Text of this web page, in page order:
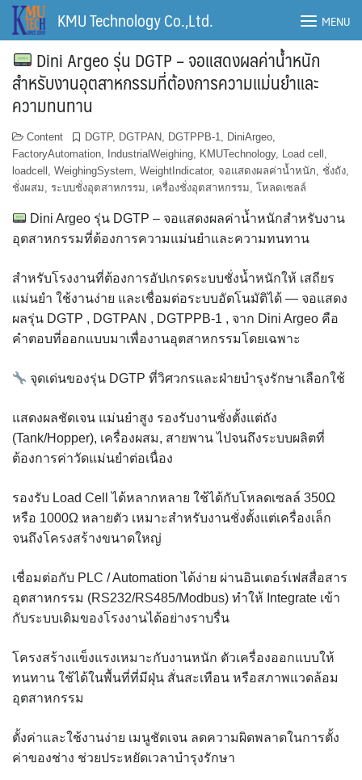
Skip
KMU Technology Co.,Ltd. MENU
Dini Argeo รุ่น DGTP – จอแสดงผลค่าน้ำหนัก
สำหรับงานอุตสาหกรรมที่ต้องการความแม่นยำและ
ความทนทาน
Content DGTP, DGTPAN, DGTPPB-1, DiniArgeo,
FactoryAutomation, IndustrialWeighing, KMUTechnology, Load cell ,
loadcell , WeighingSystem, WeightIndicator, จอแสดงผลค่าน้ำหนัก, ชั่งถัง,
ชั่งผสม, ระบบชั่งอุตสาหกรรม, เครื่องชั่งอุตสาหกรรม, โหลดเซลล์
Dini Argeo รุ่น DGTP – จอแสดงผลค่าน้ำหนักสำหรับงาน
อุตสาหกรรมที่ต้องการความแม่นยำและความทนทาน
สำหรับโรงงานที่ต้องการอัปเกรดระบบชั่งน้ำหนักให้ เสถียร
แม่นยำ ใช้งานง่าย และเชื่อมต่อระบบอัตโนมัติได้ — จอแสดง
ผลรุ่น DGTP , DGTPAN , DGTPPB-1 , จาก Dini Argeo คือ
คำตอบที่ออกแบบมาเพื่องานอุตสาหกรรมโดยเฉพาะ
จุดเด่นของรุ่น DGTP ที่วิศวกรและฝ่ายบำรุงรักษาเลือกใช้
แสดงผลชัดเจน แม่นยำสูง รองรับงานชั่งตั้งแต่ถัง
(Tank/Hopper), เครื่องผสม, สายพาน ไปจนถึงระบบผลิตที่
ต้องการค่าวัดแม่นยำต่อเนื่อง
รองรับ Load Cell ได้หลากหลาย ใช้ได้กับโหลดเซลล์ 350Ω
หรือ 1000Ω หลายตัว เหมาะสำหรับงานชั่งตั้งแต่เครื่องเล็ก
จนถึงโครงสร้างขนาดใหญ่
เชื่อมต่อกับ PLC / Automation ได้ง่าย ผ่านอินเตอร์เฟสสื่อสาร
อุตสาหกรรม (RS232/RS485/Modbus) ทำให้ Integrate เข้า
กับระบบเดิมของโรงงานได้อย่างราบรื่น
โครงสร้างแข็งแรงเหมาะกับงานหนัก ตัวเครื่องออกแบบให้
ทนทาน ใช้ได้ในพื้นที่ที่มีฝุ่น สั่นสะเทือน หรือสภาพแวดล้อม
อุตสาหกรรม
ตั้งค่าและใช้งานง่าย เมนูชัดเจน ลดความผิดพลาดในการตั้ง
ค่าของช่าง ช่วยประหยัดเวลาบำรุงรักษา